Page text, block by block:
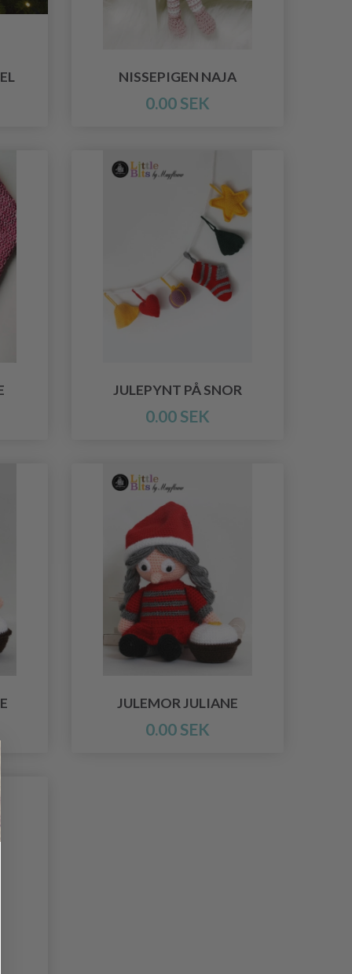
NISSEPIGEN NAJA
0.00 SEK
JULEPYNT PÅ SNOR
0.00 SEK
JULEMOR JULIANE
0.00 SEK